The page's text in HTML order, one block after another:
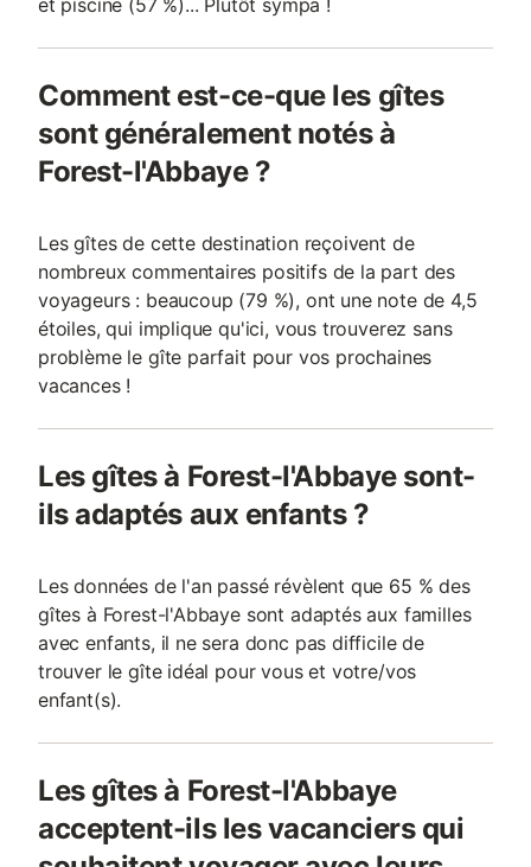
et piscine (57 %)... Plutôt sympa !
Comment est-ce-que les gîtes
sont généralement notés à
Forest-l'Abbaye ?
Les gîtes de cette destination reçoivent de
nombreux commentaires positifs de la part des
voyageurs : beaucoup (79 %), ont une note de 4,5
étoiles, qui implique qu'ici, vous trouverez sans
problème le gîte parfait pour vos prochaines
vacances !
Les gîtes à Forest-l'Abbaye sont-
ils adaptés aux enfants ?
Les données de l'an passé révèlent que 65 % des
gîtes à Forest-l'Abbaye sont adaptés aux familles
avec enfants, il ne sera donc pas difficile de
trouver le gîte idéal pour vous et votre/vos
enfant(s).
Les gîtes à Forest-l'Abbaye
acceptent-ils les vacanciers qui